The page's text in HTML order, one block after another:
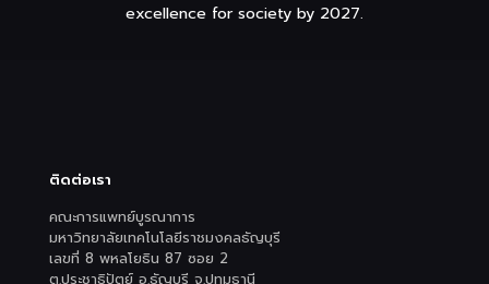
excellence for society by 2027.
ติดต่อเรา
คณะการแพทย์บูรณาการ
มหาวิทยาลัยเทคโนโลยีราชมงคลธัญบุรี
เลขที่ 8 พหลโยธิน 87 ซอย 2
ต.ประชาธิปัตย์ อ.ธัญบุรี จ.ปทุมธานี